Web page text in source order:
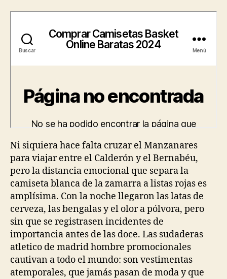
Ni siquiera hace falta cruzar el Manzanares
para viajar entre el Calderón y el Bernabéu,
pero la distancia emocional que separa la
camiseta blanca de la zamarra a listas rojas es
amplísima. Con la noche llegaron las latas de
cerveza, las bengalas y el olor a pólvora, pero
sin que se registrasen incidentes de
importancia antes de las doce. Las sudaderas
atletico de madrid hombre promocionales
cautivan a todo el mundo: son vestimentas
atemporales, que jamás pasan de moda y que